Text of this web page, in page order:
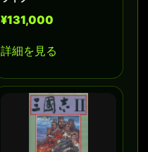
¥131,000
詳細を見る